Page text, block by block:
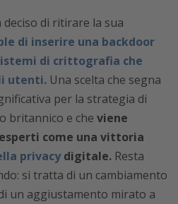
deciso di ritirare la sua
di inserire una backdoor
di crittografia che
utenti. Una scelta che segna
per la strategia di
britannico e che viene
come una vittoria
privacydigitale. Resta
si tratta di un cambiamento
un aggiustamento mirato a